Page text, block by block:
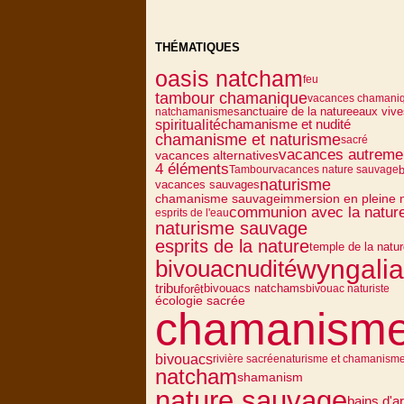
THÉMATIQUES
oasis natchamfeu
tambour chamaniquevacances
natchamanismesanctuaire de la natureeaux
spiritualitéchamanisme et nudité
chamanisme et naturismesacré
vacances alternativesvacances
4 élémentsTambourvacances nature sauvage
vacances sauvagesnaturisme
chamanisme sauvageimmersion en pleine
esprits de l'eaucommunion avec la
naturisme sauvage
esprits de la naturetemple de la
bivouacnudité
tribuforêtbivouacs natchamsbivouac naturiste
écologie sacrée
bivouacsrivière sacréenaturisme et chamanisme
natchamshamanism